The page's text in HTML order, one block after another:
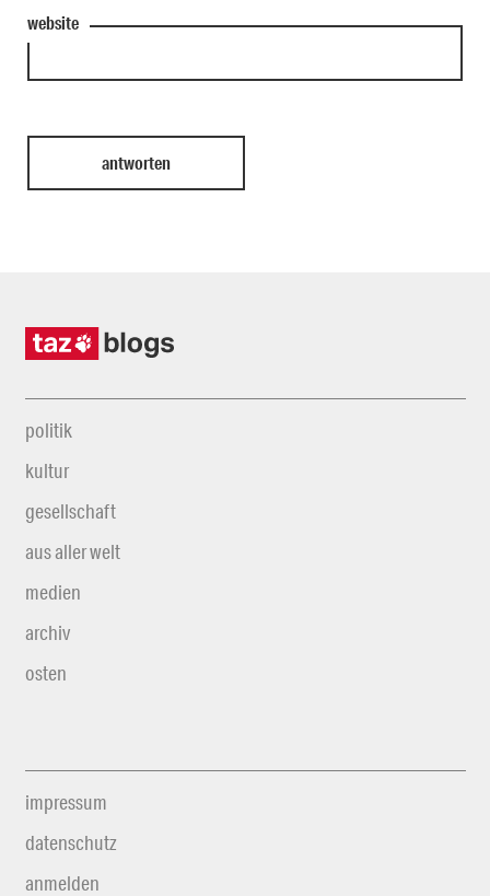
website
politik
kultur
gesellschaft
aus aller welt
medien
archiv
osten
impressum
datenschutz
anmelden